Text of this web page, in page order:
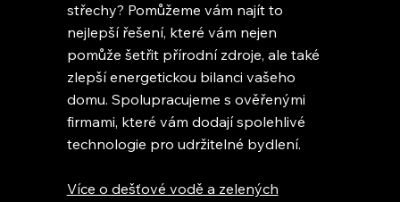
střechy? Pomůžeme vám najít to
nejlepší řešení, které vám nejen
pomůže šetřit přírodní zdroje, ale také
zlepší energetickou bilanci vašeho
domu. Spolupracujeme s ověřenými
firmami, které vám dodají spolehlivé
technologie pro udržitelné bydlení.
Více o dešťové vodě a zelených